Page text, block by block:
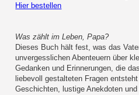
Hier bestellen
Was zählt im Leben, Papa?
Dieses Buch hält fest, was das
unvergesslichen Abenteuern über
Gedanken und Erinnerungen, die
liebevoll gestalteten Fragen
Geschichten, lustige Anekdoten